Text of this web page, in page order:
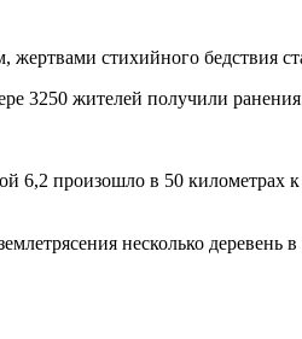
стихийного бедствия
3250 жителей получили
6,2 произошло в 50 километрах к
несколько деревень